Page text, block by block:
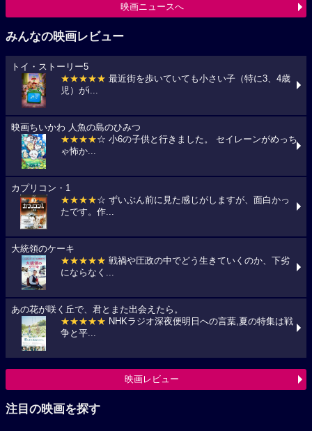
映画ニュースへ
みんなの映画レビュー
トイ・ストーリー5
★★★★★ 最近街を歩いていても小さい子（特に3、4歳
児）がi...
映画ちいかわ 人魚の島のひみつ
★★★★☆ 小6の子供と行きました。 セイレーンがめっち
ゃ怖か...
カプリコン・1
★★★★☆ ずいぶん前に見た感じがしますが、面白かっ
たです。作...
大統領のケーキ
★★★★★ 戦禍や圧政の中でどう生きていくのか、下劣
にならなく...
あの花が咲く丘で、君とまた出会えたら。
★★★★★ NHKラジオ深夜便明日への言葉,夏の特集は戦
争と平...
映画レビュー
注目の映画を探す